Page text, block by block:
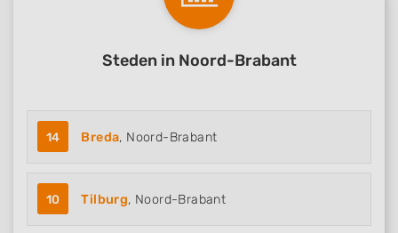
Steden in Noord-Brabant
14 Breda, Noord-Brabant
10 Tilburg, Noord-Brabant